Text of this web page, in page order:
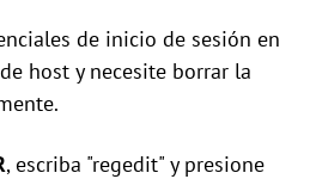
de inicio de sesión en
host y necesite borrar la
, escriba "regedit" y presione